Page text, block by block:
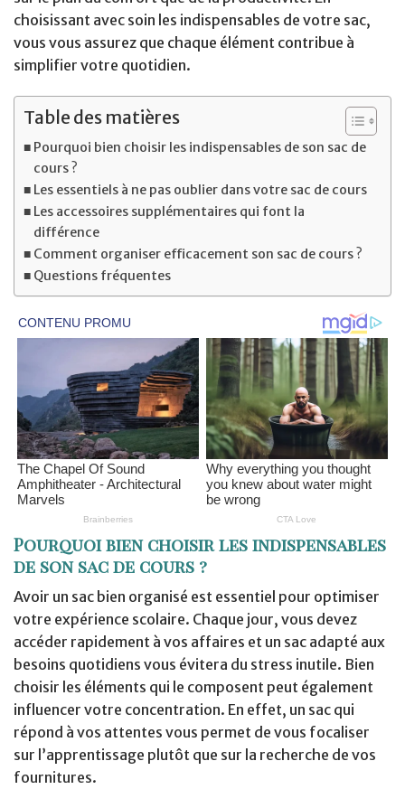
choisissant avec soin les indispensables de votre sac,
vous vous assurez que chaque élément contribue à
simplifier votre quotidien.
Table des matières
Pourquoi bien choisir les indispensables de son sac de
cours ?
Les essentiels à ne pas oublier dans votre sac de cours
Les accessoires supplémentaires qui font la
différence
Comment organiser efficacement son sac de cours ?
Questions fréquentes
Pourquoi bien choisir les indispensables
de son sac de cours ?
Avoir un sac bien organisé est essentiel pour optimiser
votre expérience scolaire. Chaque jour, vous devez
accéder rapidement à vos affaires et un sac adapté aux
besoins quotidiens vous évitera du stress inutile. Bien
choisir les éléments qui le composent peut également
influencer votre concentration. En effet, un sac qui
répond à vos attentes vous permet de vous focaliser
sur l’apprentissage plutôt que sur la recherche de vos
fournitures.